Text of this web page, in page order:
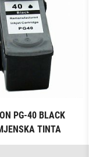
PG-40 BLACK
TINTA